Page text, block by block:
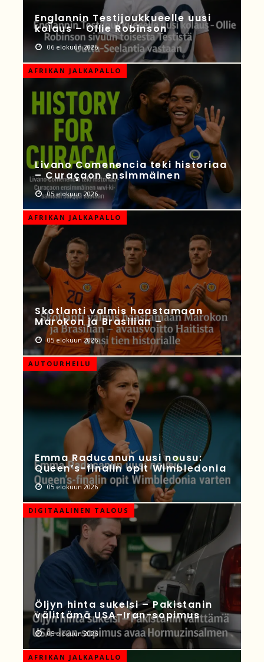
Englannin Testijoukkueelle uusi
kolaus – Ollie Robinson
06 elokuun 2026
AFRIKAN JALKAPALLO
Livano Comenencia teki historiaa
– Curaçaon ensimmäinen
05 elokuun 2026
AFRIKAN JALKAPALLO
Skotlanti valmis haastamaan
Marokon ja Brasilian –
05 elokuun 2026
AUTOURHEILU
Emma Raducanun uusi nousu:
Queen’s-finalin opit Wimbledonia
05 elokuun 2026
DIGITAALINEN TALOUS
Öljyn hinta sukelsi – Pakistanin
välittämä USA–Iran-sopimus
05 elokuun 2026
AFRIKAN JALKAPALLO